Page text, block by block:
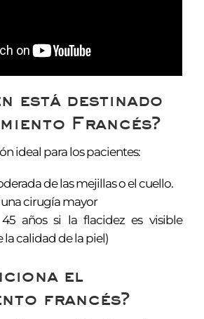
está destinado
Francés?
ideal para los pacientes:
de las mejillas o el cuello.
cirugía mayor
años si la flacidez es visible
calidad de la piel)
el
francés?